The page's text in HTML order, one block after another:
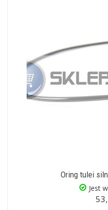
Oring tulei
Jest